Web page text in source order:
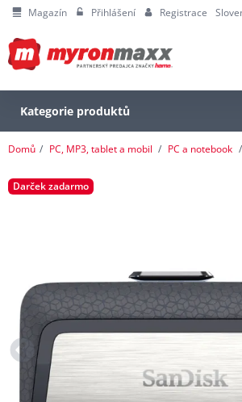
Magazín Přihlášení Registrace
Kategorie produktů
Domů PC, MP3, tablet a mobil PC a notebook
Darček zadarmo